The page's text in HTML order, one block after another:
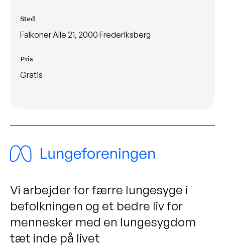
Sted
Falkoner Alle 21, 2000 Frederiksberg
Pris
Gratis
Vi arbejder for færre lungesyge i
befolkningen og et bedre liv for
mennesker med en lungesygdom
tæt inde på livet